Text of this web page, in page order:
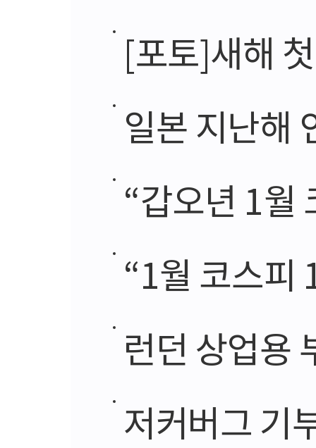
[포토]새해
일본 지난해 인
“갑오년 1월
“1월 코스피
런던 상업용
저커버그 기